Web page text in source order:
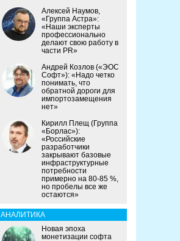
Алексей Наумов,
«Группа Астра»:
«Наши эксперты
профессионально
делают свою работу в
части PR»
Андрей Козлов («ЭОС
Софт»): «Надо четко
понимать, что
обратной дороги для
импортозамещения
нет»
Кирилл Плещ (Группа
«Борлас»):
«Российские
разработчики
закрывают базовые
инфраструктурные
потребности
примерно на 80-85 %,
но пробелы все же
остаются»
АНАЛИТИКА
Новая эпоха
монетизации софта